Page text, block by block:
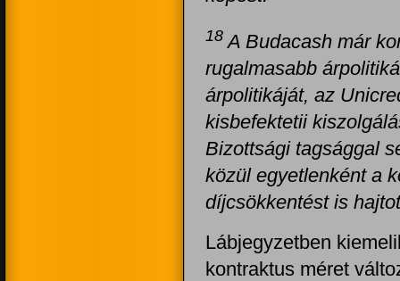
18 A Budacash már
rugalmasabb
árpolitikáját, az
kisbefektetii
Bizottsági tagsággal
közül egyetlenként a
díjcsökkentést is
Lábjegyzetben
kontraktus méret